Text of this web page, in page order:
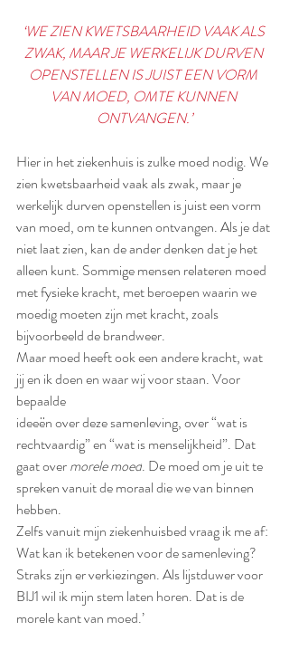
‘WE ZIEN KWETSBAARHEID VAAK ALS
ZWAK, MAAR JE WERKELIJK DURVEN
OPENSTELLEN IS JUIST EEN VORM
VAN MOED, OMTE KUNNEN
ONTVANGEN.’
Hier in het ziekenhuis is zulke moed nodig. We
zien kwetsbaarheid vaak als zwak, maar je
werkelijk durven openstellen is juist een vorm
van moed, om te kunnen ontvangen. Als je dat
niet laat zien, kan de ander denken dat je het
alleen kunt. Sommige mensen relateren moed
met fysieke kracht, met beroepen waarin we
moedig moeten zijn met kracht, zoals
bijvoorbeeld de brandweer.
Maar moed heeft ook een andere kracht, wat
jij en ik doen en waar wij voor staan. Voor
bepaalde
ideeën over deze samenleving, over “wat is
rechtvaardig” en “wat is menselijkheid”. Dat
gaat over morele moed. De moed om je uit te
spreken vanuit de moraal die we van binnen
hebben.
Zelfs vanuit mijn ziekenhuisbed vraag ik me af:
Wat kan ik betekenen voor de samenleving?
Straks zijn er verkiezingen. Als lijstduwer voor
BIJ1 wil ik mijn stem laten horen. Dat is de
morele kant van moed.’